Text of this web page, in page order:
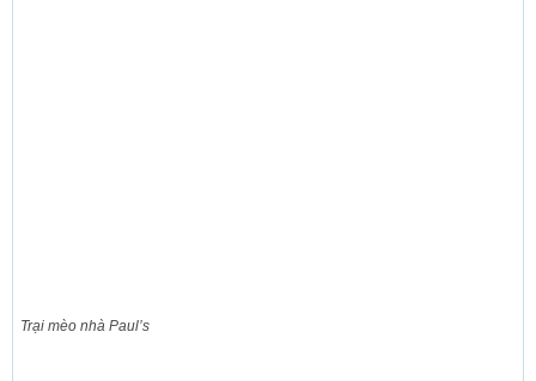
Trại mèo nhà Paul’s